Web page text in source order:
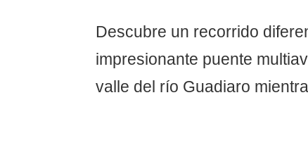
Descubre un recorrido
impresionante puente
valle del río Guadiaro